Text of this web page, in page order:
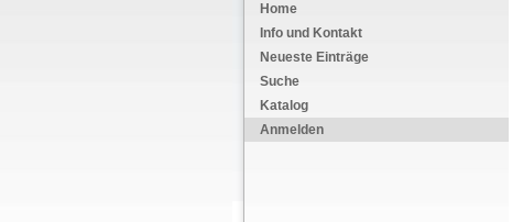
Home
Info und Kontakt
Neueste Einträge
Suche
Katalog
Anmelden